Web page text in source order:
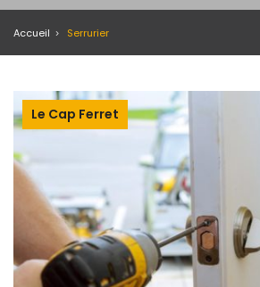
Accueil Serrurier
Le Cap Ferret